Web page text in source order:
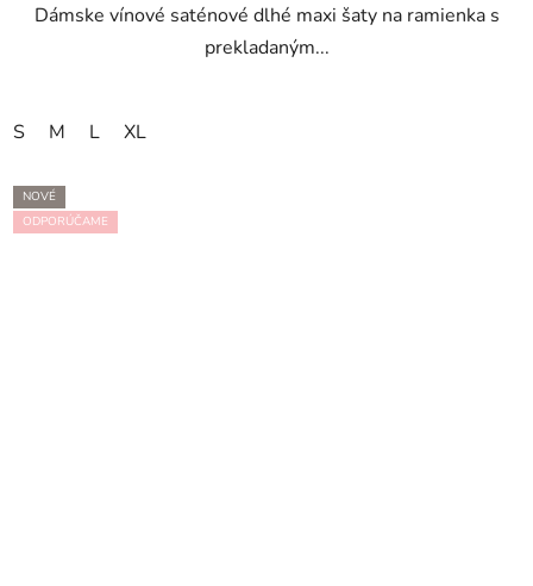
Dámske vínové saténové dlhé maxi šaty na ramienka s
prekladaným...
S M L XL
NOVÉ
ODPORÚČAME